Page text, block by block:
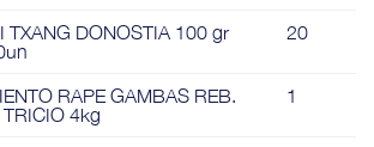
TXANG DONOSTIA 100 gr
20
RAPE GAMBAS REB.
4kg
1